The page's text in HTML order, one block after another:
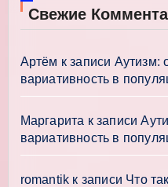
Свежие
Артём к записи Аутизм:
вариативность в
Маргарита к записи
вариативность в
romantik к записи Что